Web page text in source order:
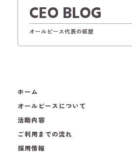
CEO BLOG
オールピース代表の部屋
ホーム
オールピースについて
活動内容
ご利用までの流れ
採用情報